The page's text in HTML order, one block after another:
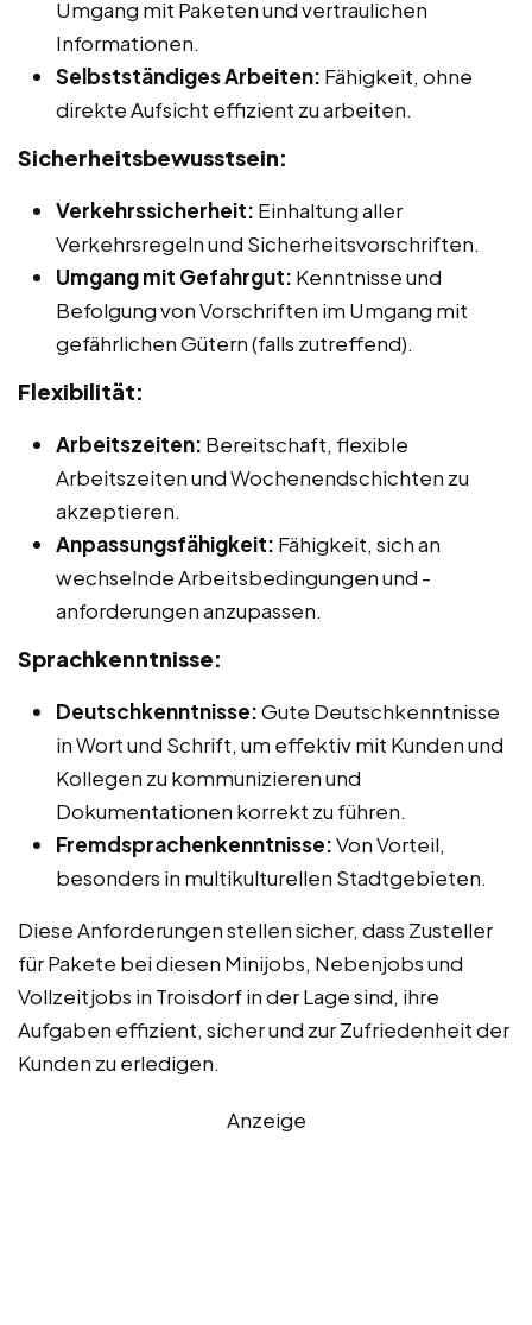
Umgang mit Paketen und vertraulichen
Informationen.
Selbstständiges Arbeiten: Fähigkeit, ohne
direkte Aufsicht effizient zu arbeiten.
Sicherheitsbewusstsein:
Verkehrssicherheit: Einhaltung aller
Verkehrsregeln und Sicherheitsvorschriften.
Umgang mit Gefahrgut: Kenntnisse und
Befolgung von Vorschriften im Umgang mit
gefährlichen Gütern (falls zutreffend).
Flexibilität:
Arbeitszeiten: Bereitschaft, flexible
Arbeitszeiten und Wochenendschichten zu
akzeptieren.
Anpassungsfähigkeit: Fähigkeit, sich an
wechselnde Arbeitsbedingungen und -
anforderungen anzupassen.
Sprachkenntnisse:
Deutschkenntnisse:Gute Deutschkenntnisse
in Wort und Schrift, um effektiv mit Kunden und
Kollegen zu kommunizieren und
Dokumentationen korrekt zu führen.
Fremdsprachenkenntnisse:Von Vorteil,
besonders in multikulturellen Stadtgebieten.
Diese Anforderungen stellen sicher, dass Zusteller
für Pakete bei diesen Minijobs, Nebenjobs und
Vollzeitjobs in Troisdorf in der Lage sind, ihre
Aufgaben effizient, sicher und zur Zufriedenheit der
Kunden zu erledigen.
Anzeige